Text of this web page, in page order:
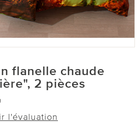
flanelle chaude
2 pièces
l'évaluation